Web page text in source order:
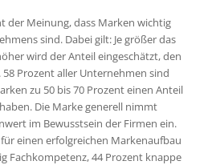
der Meinung, dass Marken wichtig
sind. Dabei gilt: Je größer das
wird der Anteil eingeschätzt, den
Prozent aller Unternehmen sind
zu 50 bis 70 Prozent einen Anteil
Die Marke generell nimmt
im Bewusstsein der Firmen ein.
einen erfolgreichen Markenaufbau
Fachkompetenz, 44 Prozent knappe